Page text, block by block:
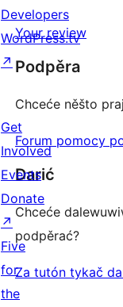
Your review
Podpěra
Chceće něšto
Forum pomocy
Darić
Chceće
podpěrać?
Za tutón tykač
Developers
WordPress.tv
↗
Get
Involved
Events
Donate
↗
Five
for
the